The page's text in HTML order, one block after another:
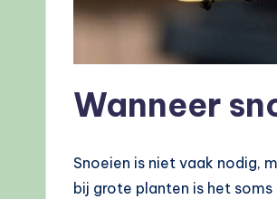
Wanneer
Snoeien is niet vaak nodig,
bij grote planten is het